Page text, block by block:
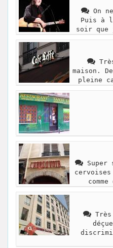
On
Puis à
soir que
maison.
pleine
Super
Très